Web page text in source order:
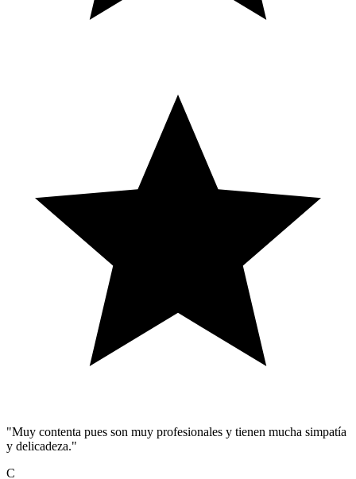
"Muy contenta pues son muy profesionales y tienen mucha simpatía
y delicadeza."
C